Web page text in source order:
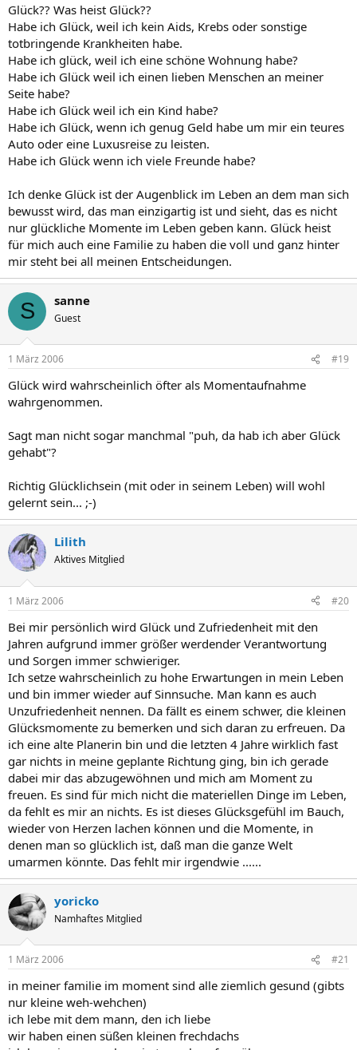
Glück?? Was heist Glück??
Habe ich Glück, weil ich kein Aids, Krebs oder sonstige
totbringende Krankheiten habe.
Habe ich glück, weil ich eine schöne Wohnung habe?
Habe ich Glück weil ich einen lieben Menschen an meiner
Seite habe?
Habe ich Glück weil ich ein Kind habe?
Habe ich Glück, wenn ich genug Geld habe um mir ein teures
Auto oder eine Luxusreise zu leisten.
Habe ich Glück wenn ich viele Freunde habe?
Ich denke Glück ist der Augenblick im Leben an dem man sich
bewusst wird, das man einzigartig ist und sieht, das es nicht
nur glückliche Momente im Leben geben kann. Glück heist
für mich auch eine Familie zu haben die voll und ganz hinter
mir steht bei all meinen Entscheidungen.
S sanne
Guest
1 März 2006 #19
Glück wird wahrscheinlich öfter als Momentaufnahme
wahrgenommen.
Sagt man nicht sogar manchmal "puh, da hab ich aber Glück
gehabt"?
Richtig Glücklichsein (mit oder in seinem Leben) will wohl
gelernt sein... ;-)
Lilith
Aktives Mitglied
1 März 2006 #20
Bei mir persönlich wird Glück und Zufriedenheit mit den
Jahren aufgrund immer größer werdender Verantwortung
und Sorgen immer schwieriger.
Ich setze wahrscheinlich zu hohe Erwartungen in mein Leben
und bin immer wieder auf Sinnsuche. Man kann es auch
Unzufriedenheit nennen. Da fällt es einem schwer, die kleinen
Glücksmomente zu bemerken und sich daran zu erfreuen. Da
ich eine alte Planerin bin und die letzten 4 Jahre wirklich fast
gar nichts in meine geplante Richtung ging, bin ich gerade
dabei mir das abzugewöhnen und mich am Moment zu
freuen. Es sind für mich nicht die materiellen Dinge im Leben,
da fehlt es mir an nichts. Es ist dieses Glücksgefühl im Bauch,
wieder von Herzen lachen können und die Momente, in
denen man so glücklich ist, daß man die ganze Welt
umarmen könnte. Das fehlt mir irgendwie ......
yoricko
Namhaftes Mitglied
1 März 2006 #21
in meiner familie im moment sind alle ziemlich gesund (gibts
nur kleine weh-wehchen)
ich lebe mit dem mann, den ich liebe
wir haben einen süßen kleinen frechdachs